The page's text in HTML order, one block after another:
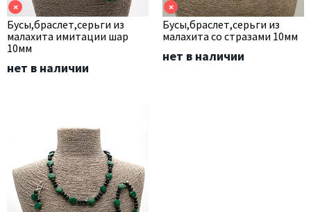
×
Бусы,браслет,серьги из
малахита имитации шар
10мм
нет в наличии
×
Бусы,браслет,серьги из
малахита со стразами 10мм
нет в наличии